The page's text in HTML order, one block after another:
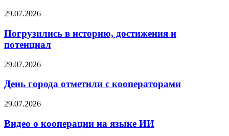
29.07.2026
Погрузились в историю, достижения и
потенциал
29.07.2026
День города отметили с кооператорами
29.07.2026
Видео о кооперации на языке ИИ